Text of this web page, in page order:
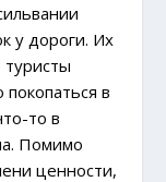
у дороги. Их
туристы
в
то в
Помимо
ценности,